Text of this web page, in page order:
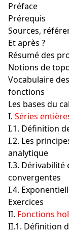
Préface
Prérequis
Sources,
Et après ?
Résumé des
Notions de
Vocabulaire
fonctions
Les bases du
I. Séries
I.1. Définition
I.2. Les
analytique
I.3. Dérivabilité
convergentes
I.4.
Exercices
II. Fonctions
II.1. Définition